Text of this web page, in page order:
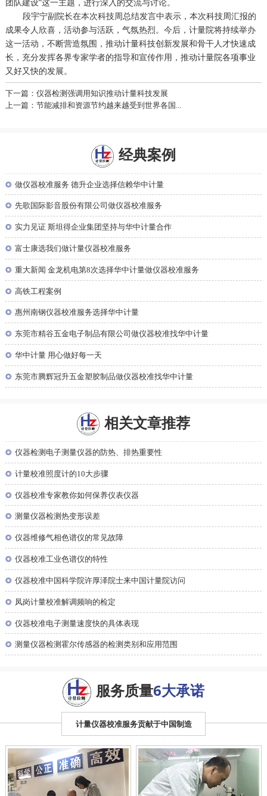
团队建设”这一主题，进行深入的交流与讨论。
段宇宁副院长在本次科技周总结发言中表示，本次科技周汇报的
成果令人欣喜，活动参与活跃，气氛热烈。今后，计量院将持续举办
这一活动，不断营造氛围，推动计量科技创新发展和骨干人才快速成
长，充分发挥各界专家学者的指导和宣传作用，推动计量院各项事业
又好又快的发展。
下一篇：仪器检测强调用知识推动计量科技发展
上一篇：节能减排和资源节约越来越受到世界各国...
经典案例
◎ 做仪器校准服务 德升企业选择信赖华中计量
◎ 先歌国际影音股份有限公司做仪器校准服务
◎ 实力见证 斯坦得企业集团坚持与华中计量合作
◎ 富士康选我们做计量仪器校准服务
◎ 重大新闻 金龙机电第8次选择华中计量做仪器校准服务
◎ 高铁工程案例
◎ 惠州南钢仪器校准服务选择华中计量
◎ 东莞市精谷五金电子制品有限公司做仪器校准找华中计量
◎ 华中计量 用心做好每一天
◎ 东莞市腾辉冠升五金塑胶制品做仪器校准找华中计量
相关文章推荐
◎ 仪器检测电子测量仪器的防热、排热重要性
◎ 计量校准照度计的10大步骤
◎ 仪器校准专家教你如何保养仪表仪器
◎ 测量仪器检测热变形误差
◎ 仪器维修气相色谱仪的常见故障
◎ 仪器校准工业色谱仪的特性
◎ 仪器校准中国科学院许厚泽院士来中国计量院访问
◎ 凤岗计量校准解调频响的检定
◎ 仪器校准电子测量速度快的具体表现
◎ 测量仪器检测霍尔传感器的检测类别和应用范围
服务质量6大承诺
计量仪器校准服务贡献于中国制造